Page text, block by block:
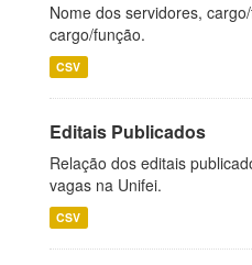
Nome dos servidores,
cargo/função.
CSV
Editais Publicados
Relação dos editais
vagas na Unifei.
CSV